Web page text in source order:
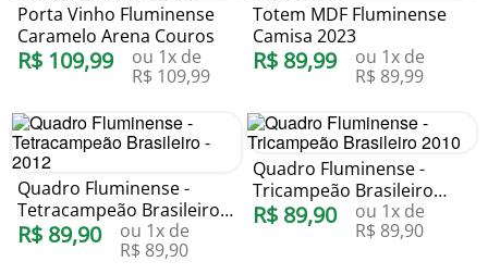
Porta Vinho Fluminense
Caramelo Arena Couros
R$ 109,99 ou 1x de
R$ 109,99
Totem MDF Fluminense
Camisa 2023
R$ 89,99 ou 1x de
R$ 89,99
Quadro Fluminense -
Tetracampeão Brasileiro -
2012
R$ 89,90 ou 1x de
R$ 89,90
Quadro Fluminense -
Tricampeão Brasileiro
2010
R$ 89,90 ou 1x de
R$ 89,90